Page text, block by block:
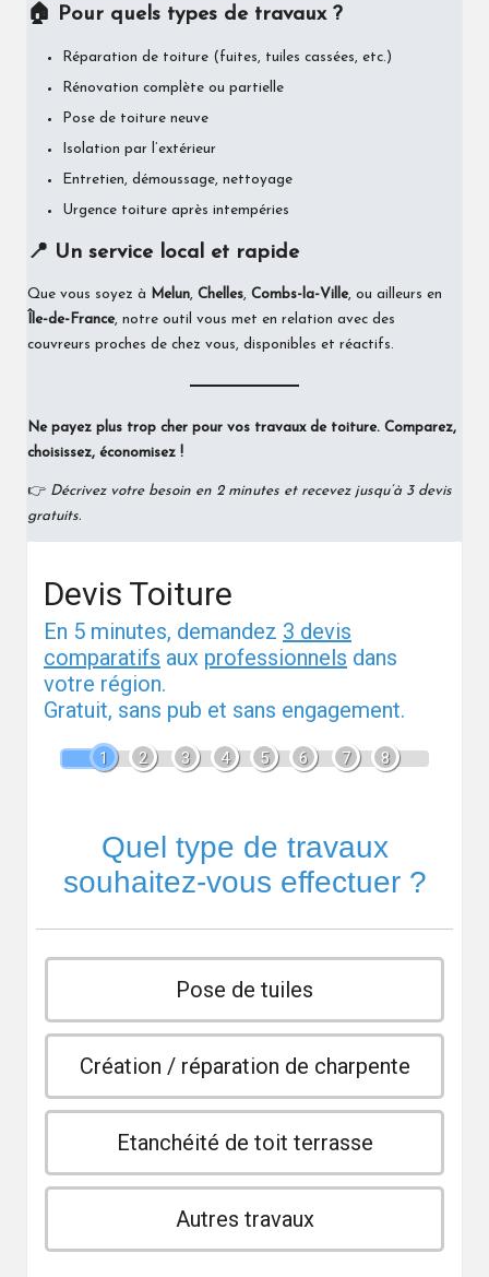
🏠 Pour quels types de travaux ?
Réparation de toiture (fuites, tuiles cassées, etc.)
Rénovation complète ou partielle
Pose de toiture neuve
Isolation par l’extérieur
Entretien, démoussage, nettoyage
Urgence toiture après intempéries
📍 Un service local et rapide
Que vous soyez à Melun, Chelles, Combs-la-Ville, ou ailleurs en
Île-de-France, notre outil vous met en relation avec des
couvreurs proches de chez vous, disponibles et réactifs.
Ne payez plus trop cher pour vos travaux de toiture. Comparez,
choisissez, économisez !
👉 Décrivez votre besoin en 2 minutes et recevez jusqu’à 3 devis
gratuits.
Devis Toiture
En 5 minutes, demandez 3 devis
comparatifs aux professionnels dans
votre région.
Gratuit, sans pub et sans engagement.
1 2 3 4 5 6 7 8
Quel type de travaux
souhaitez-vous effectuer ?
Pose de tuiles
Création / réparation de charpente
Etanchéité de toit terrasse
Autres travaux